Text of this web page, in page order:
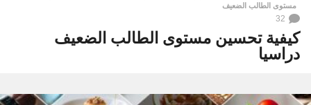
مستوى الطالب الضعيف
32
كيفية تحسين مستوى الطالب الضعيف
دراسيا